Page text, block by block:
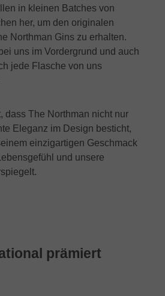
in kleinen Batches von
her, um den originalen
Northman Gins zu erhalten.
uns im Vordergrund und auch
jede Flasche von uns
dass The Northman nicht nur
Eleganz im Design besticht,
einzigartigen Geschmack
und unsere
prämiert